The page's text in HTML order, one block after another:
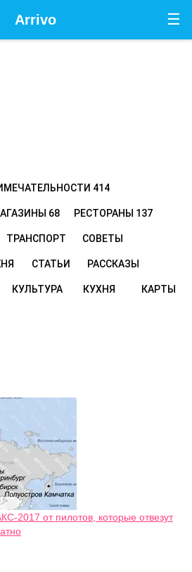
☰
Arrivo
414
68 РЕСТОРАНЫ 137
ТРАНСПОРТ СОВЕТЫ
СТАТЬИ РАССКАЗЫ
КУЛЬТУРА КУХНЯ КАРТЫ